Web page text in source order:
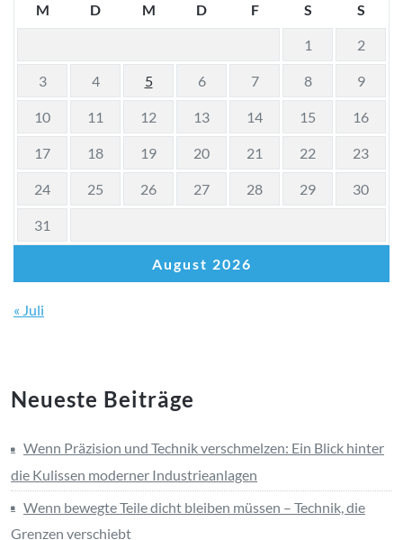
August 2026
M D M D F S S
1 2
3 4 5 6 7 8 9
10 11 12 13 14 15 16
17 18 19 20 21 22 23
24 25 26 27 28 29 30
31
« Juli
Neueste Beiträge
Wenn Präzision und Technik verschmelzen: Ein Blick hinter
die Kulissen moderner Industrieanlagen
Wenn bewegte Teile dicht bleiben müssen – Technik, die
Grenzen verschiebt